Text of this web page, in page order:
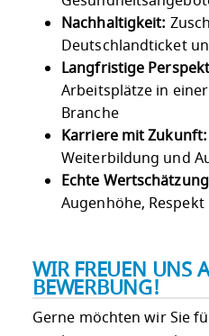
Nachhaltigkeit:
Deutschlandticket
Langfristige
Arbeitsplätze in
Branche
Karriere mit Zukunft:
Weiterbildung und
Echte
Augenhöhe,
WIR FREUEN UNS
BEWERBUNG!
Gerne möchten wir Sie